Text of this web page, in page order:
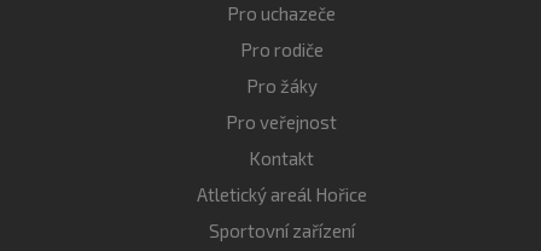
Pro uchazeče
Pro rodiče
Pro žáky
Pro veřejnost
Kontakt
Atletický areál Hořice
Sportovní zařízení